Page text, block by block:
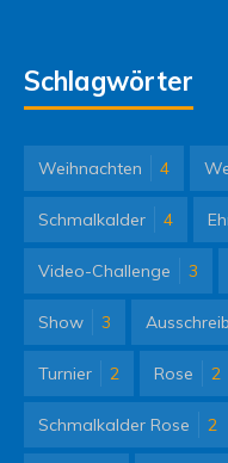
Schlagwörter
Weihnachten 4
Schmalkalder 4
Video-Challenge 3
Show 3
Turnier 2 Rose 2
Schmalkalder Rose 2